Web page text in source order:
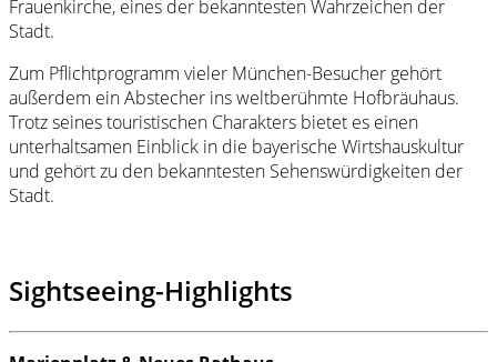
Frauenkirche, eines der bekanntesten Wahrzeichen der
Stadt.
Zum Pflichtprogramm vieler München-Besucher gehört
außerdem ein Abstecher ins weltberühmte Hofbräuhaus.
Trotz seines touristischen Charakters bietet es einen
unterhaltsamen Einblick in die bayerische Wirtshauskultur
und gehört zu den bekanntesten Sehenswürdigkeiten der
Stadt.
Sightseeing-Highlights